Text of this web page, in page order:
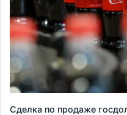
Сделка по продаже